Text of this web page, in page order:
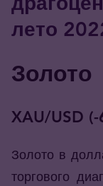
лето
Золото
XAU/USD
Золото в
торгового